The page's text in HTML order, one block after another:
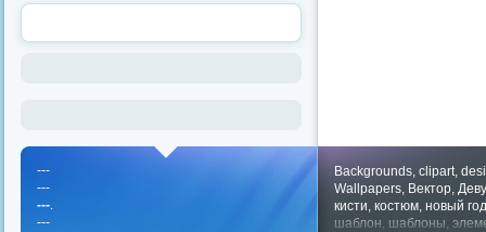
Backgrounds, clipart,
Wallpapers, Вектор,
кисти, костюм, новый год
шаблон, шаблоны,
---
---
---.
---